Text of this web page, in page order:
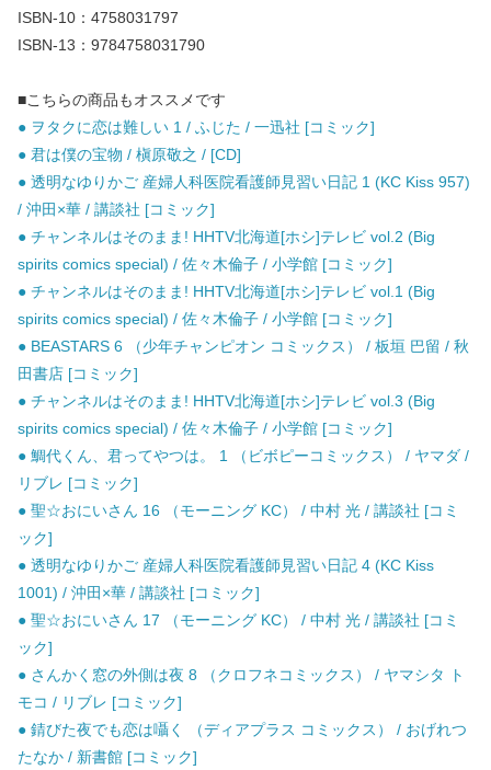
ISBN-10：4758031797
ISBN-13：9784758031790
■こちらの商品もオススメです
● ヲタクに恋は難しい 1 / ふじた / 一迅社 [コミック]
● 君は僕の宝物 / 槇原敬之 / [CD]
● 透明なゆりかご 産婦人科医院看護師見習い日記 1 (KC Kiss 957)
/ 沖田×華 / 講談社 [コミック]
● チャンネルはそのまま! HHTV北海道[ホシ]テレビ vol.2 (Big
spirits comics special) / 佐々木倫子 / 小学館 [コミック]
● チャンネルはそのまま! HHTV北海道[ホシ]テレビ vol.1 (Big
spirits comics special) / 佐々木倫子 / 小学館 [コミック]
● BEASTARS 6 （少年チャンピオン コミックス） / 板垣 巴留 / 秋
田書店 [コミック]
● チャンネルはそのまま! HHTV北海道[ホシ]テレビ vol.3 (Big
spirits comics special) / 佐々木倫子 / 小学館 [コミック]
● 鯛代くん、君ってやつは。 1 （ビボピーコミックス） / ヤマダ /
リブレ [コミック]
● 聖☆おにいさん 16 （モーニング KC） / 中村 光 / 講談社 [コミ
ック]
● 透明なゆりかご 産婦人科医院看護師見習い日記 4 (KC Kiss
1001) / 沖田×華 / 講談社 [コミック]
● 聖☆おにいさん 17 （モーニング KC） / 中村 光 / 講談社 [コミ
ック]
● さんかく窓の外側は夜 8 （クロフネコミックス） / ヤマシタ ト
モコ / リブレ [コミック]
● 錆びた夜でも恋は囁く （ディアプラス コミックス） / おげれつ
たなか / 新書館 [コミック]